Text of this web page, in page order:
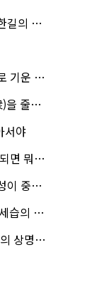
길의 무
기운 이
을 줄세
서야
면 뭐하
이 중요
습의 사
상명하